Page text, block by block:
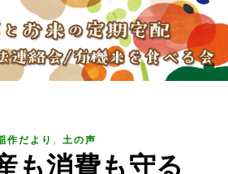
作だより , 土の声
も消費も守る